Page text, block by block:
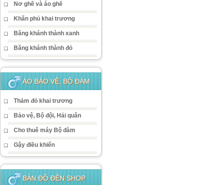
Nơ ghế và áo ghế
Khăn phủ khai trương
Băng khánh thành xanh
Băng khánh thành đỏ
ÁO BẢO VỆ, BỘ ĐÀM
Thảm đỏ khai trương
Bảo vệ, Bộ đội, Hải quân
Cho thuê máy Bộ đàm
Gậy điều khiển
BẢN ĐỒ ĐẾN SHOP